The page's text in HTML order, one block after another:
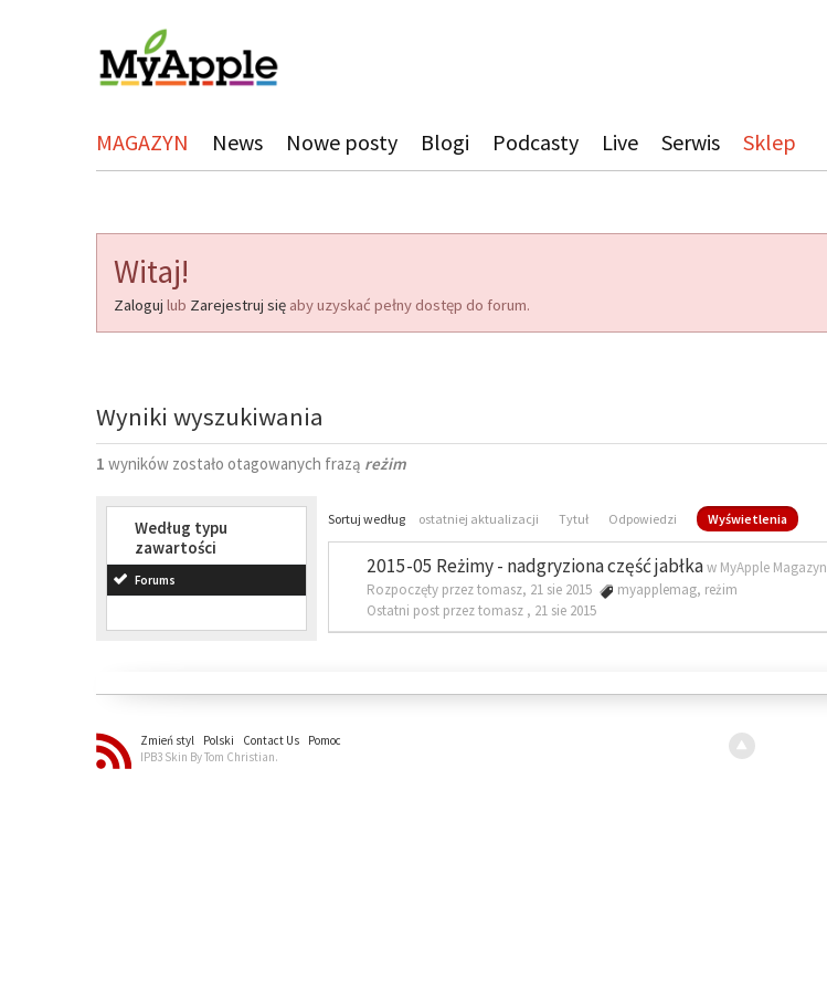
MAGAZYN News Nowe posty Blogi Podcasty Live Serwis Sklep
Witaj!
Zaloguj lub Zarejestruj się aby uzyskać pełny dostęp do forum.
Wyniki wyszukiwania
1 wyników zostało otagowanych frazą reżim
Według typu
zawartości
Forums
Sortuj według ostatniej aktualizacji Tytuł Odpowiedzi Wyświetlenia
2015-05 Reżimy - nadgryziona część jabłkaw MyApple Magazyn
Rozpoczęty przez tomasz, 21 sie 2015
myapplemag, reżim
Ostatni post przez tomasz , 21 sie 2015
Zmień styl Polski Contact Us
Pomoc
IPB3 Skin By Tom Christian.